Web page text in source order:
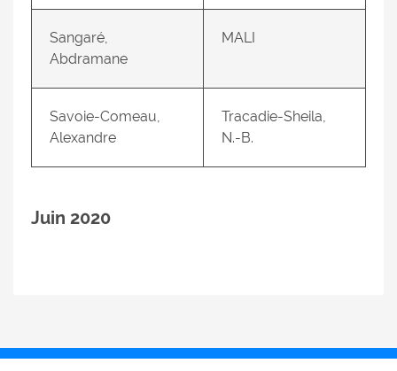
Sangaré,
Abdramane
MALI
Savoie-Comeau,
Alexandre
Tracadie-Sheila,
N.-B.
Juin 2020